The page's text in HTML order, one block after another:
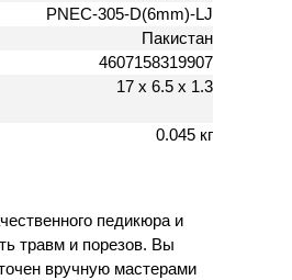
PNEC-305-D(6mm)-LJ
Пакистан
4607158319907
17 х 6.5 х 1.3
0.045 кг
педикюра и
травм и порезов. Вы
вручную мастерами